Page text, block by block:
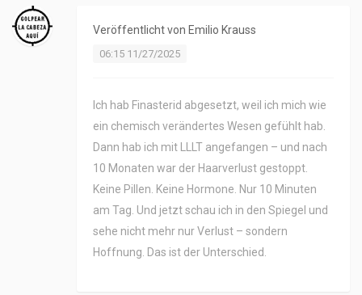
Veröffentlicht von Emilio Krauss
06:15 11/27/2025
Ich hab Finasterid abgesetzt, weil ich mich wie
ein chemisch verändertes Wesen gefühlt hab.
Dann hab ich mit LLLT angefangen – und nach
10 Monaten war der Haarverlust gestoppt.
Keine Pillen. Keine Hormone. Nur 10 Minuten
am Tag. Und jetzt schau ich in den Spiegel und
sehe nicht mehr nur Verlust – sondern
Hoffnung. Das ist der Unterschied.